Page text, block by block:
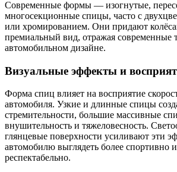
Современные формы — изогнутые,
многосекционные спицы, часто с
или хромированием. Они придают
премиальный вид, отражая современные
автомобильном дизайне.
Визуальные эффекты и
Форма спиц влияет на восприятие
автомобиля. Узкие и длинные спицы
стремительности, большие массивные
внушительность и тяжеловесность.
глянцевые поверхности усиливают эти
автомобилю выглядеть более спортивно
респектабельно.